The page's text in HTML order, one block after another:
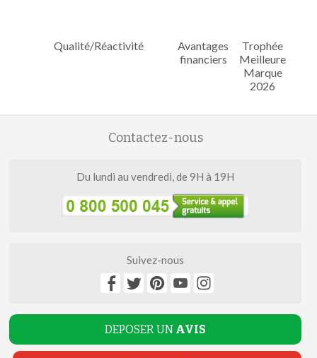
Qualité/Réactivité
Avantages
financiers
Trophée
Meilleure
Marque
2026
Contactez-nous
Du lundi au vendredi, de 9H à 19H
Suivez-nous
DEPOSER UN AVIS